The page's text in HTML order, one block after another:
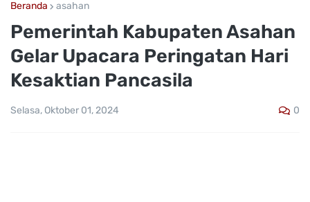
Beranda asahan
Pemerintah Kabupaten Asahan
Gelar Upacara Peringatan Hari
Kesaktian Pancasila
Selasa, Oktober 01, 2024 0